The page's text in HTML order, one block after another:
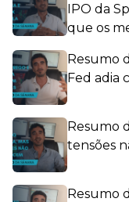
IPO da
que os
Resumo
Fed adia
Resumo
tensões
Resumo